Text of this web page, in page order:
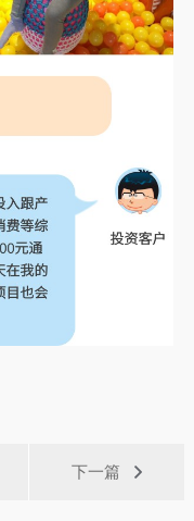
下一篇